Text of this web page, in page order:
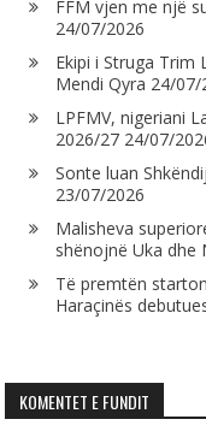
FFM vjen me një
24/07/2026
Ekipi i Struga Trim
Mendi Qyra 24/07/
LPFMV, nigeriani
2026/27 24/07/
Sonte luan
23/07/2026
Malisheva
shënojnë Uka dhe
Të premtën
Haraçinës
KOMENTET E FUNDIT